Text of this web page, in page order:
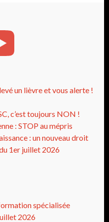
un lièvre et vous alerte !
c’est toujours NON !
: STOP au mépris
: un nouveau droit
1er juillet 2026
spécialisée
2026